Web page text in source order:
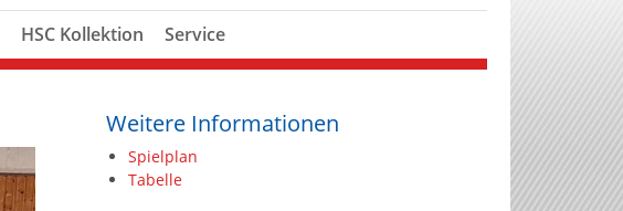
HSC Kollektion Service
Weitere Informationen
Spielplan
Tabelle